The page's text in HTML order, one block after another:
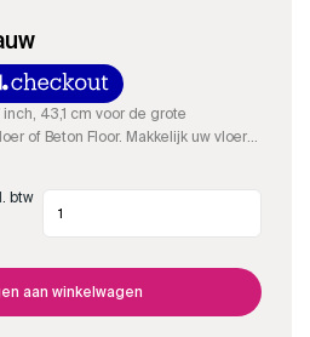
43,1 cm voor de grote
of Beton Floor. Makkelijk uw vloer
blauwe pad onder uw machine.
btw
pad
blauw
aan winkelwagen